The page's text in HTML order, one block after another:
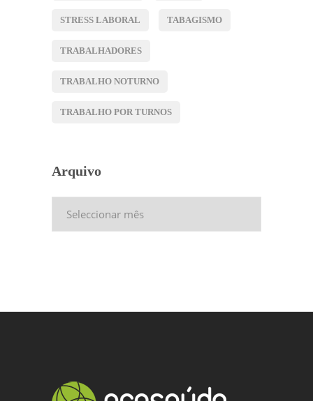
STRESS LABORAL TABAGISMO
TRABALHADORES
TRABALHO NOTURNO
TRABALHO POR TURNOS
Arquivo